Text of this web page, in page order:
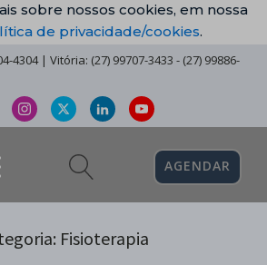
sobre nossos cookies, em nossa
de privacidade/cookies.
4304 | Vitória: (27) 99707-3433 - (27) 99886-
AGENDAR
Fisioterapia